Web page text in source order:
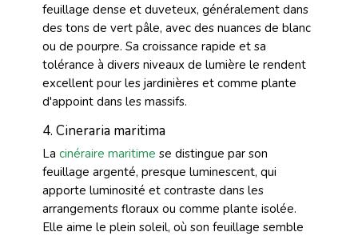
feuillage dense et duveteux, généralement dans
des tons de vert pâle, avec des nuances de blanc
ou de pourpre. Sa croissance rapide et sa
tolérance à divers niveaux de lumière le rendent
excellent pour les jardinières et comme plante
d'appoint dans les massifs.
4. Cineraria maritima
La cinéraire maritime se distingue par son
feuillage argenté, presque luminescent, qui
apporte luminosité et contraste dans les
arrangements floraux ou comme plante isolée.
Elle aime le plein soleil, où son feuillage semble